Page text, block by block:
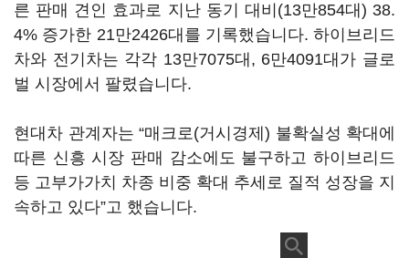
른 판매 견인 효과로 지난 동기 대비(13만854대) 38.
4% 증가한 21만2426대를 기록했습니다. 하이브리드
차와 전기차는 각각 13만7075대, 6만4091대가 글로
벌 시장에서 팔렸습니다.
현대차 관계자는 “매크로(거시경제) 불확실성 확대에
따른 신흥 시장 판매 감소에도 불구하고 하이브리드
등 고부가가치 차종 비중 확대 추세로 질적 성장을 지
속하고 있다”고 했습니다.